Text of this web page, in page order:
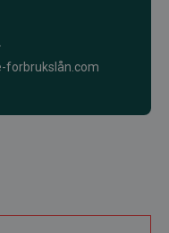
forbrukslån.com